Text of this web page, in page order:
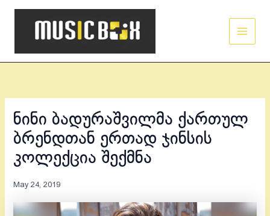
Skip
ნინი ბადურაშვილმა ქართულ
ბრენდთან ერთად ჯინსის
კოლექცია შექმნა
May 24, 2019